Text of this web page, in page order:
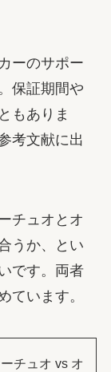
ーのサポー
保証期間や
もありま
考文献に出
チュオとオ
うか、とい
です。両者
ています。
チュオ vs オ